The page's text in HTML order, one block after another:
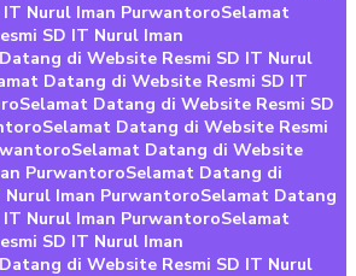
Nurul Iman PurwantoroSelamat
SD IT Nurul Iman
di Website Resmi SD IT Nurul
Datang di Website Resmi SD IT
Selamat Datang di Website Resmi SD
Selamat Datang di Website Resmi
Selamat Datang di Website
PurwantoroSelamat Datang di
Iman PurwantoroSelamat Datang
Nurul Iman PurwantoroSelamat
SD IT Nurul Iman
di Website Resmi SD IT Nurul